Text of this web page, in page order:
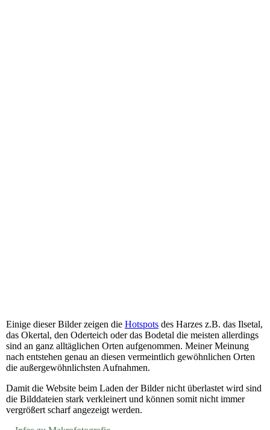
Einige dieser Bilder zeigen die Hotspots des Harzes z.B. das Ilsetal,
das Okertal, den Oderteich oder das Bodetal die meisten allerdings
sind an ganz alltäglichen Orten aufgenommen. Meiner Meinung
nach entstehen genau an diesen vermeintlich gewöhnlichen Orten
die außergewöhnlichsten Aufnahmen.
Damit die Website beim Laden der Bilder nicht überlastet wird sind
die Bilddateien stark verkleinert und können somit nicht immer
vergrößert scharf angezeigt werden.